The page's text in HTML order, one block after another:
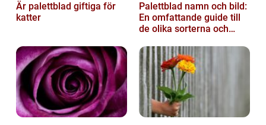
Är palettblad giftiga för
katter
Palettblad namn och bild:
En omfattande guide till
de olika sorterna och